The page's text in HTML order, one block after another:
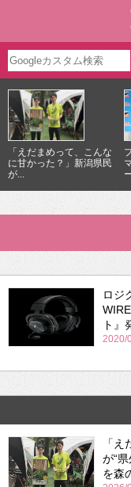
「えだまめって、こんな
に甘かった？」新潟県民
が...
ロジ
ト』
2020/
「
が“
を森